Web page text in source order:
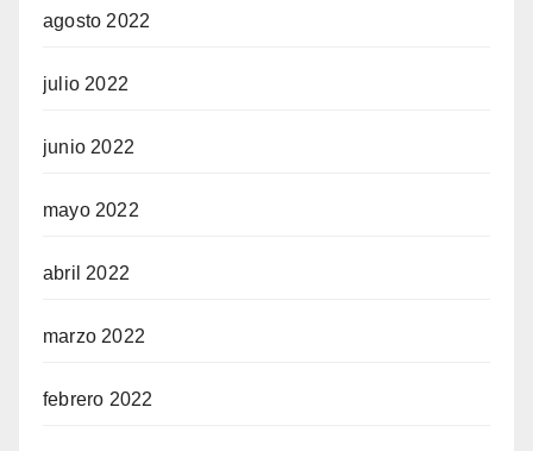
agosto 2022
julio 2022
junio 2022
mayo 2022
abril 2022
marzo 2022
febrero 2022